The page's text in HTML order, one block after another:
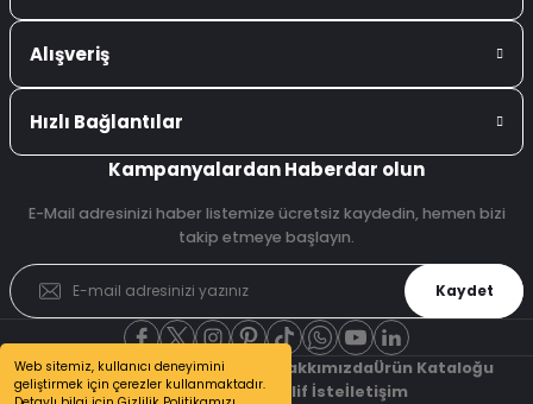
Web sitemiz, kullanıcı deneyimini
geliştirmek için çerezler kullanmaktadır.
Alışveriş
Hızlı Bağlantılar
Kampanyalardan Haberdar olun
E-Mail adresinizi haber listemize ücretsiz kaydedin, hemen bizi
takip etmeye başlayın.
Kaydet
ŞubelerimizReferanslarımız HakkımızdaÜrün Kataloğu
Bizden HaberlerTeklif İsteİletişim